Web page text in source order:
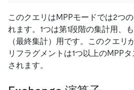
このクエリはMPPモードでは2つ
れます。1つは第1段階の集計用、
（最終集計）用です。このクエリ
リフラグメントは1つ以上のMPP
されます。